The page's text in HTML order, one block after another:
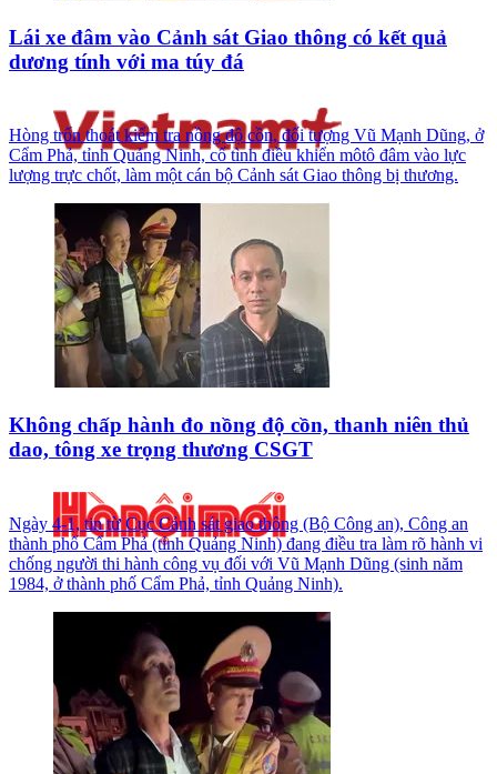
Lái xe đâm vào Cảnh sát Giao thông có kết quả
dương tính với ma túy đá
Hòng trốn thoát kiểm tra nồng độ cồn, đối tượng Vũ Mạnh Dũng, ở
Cẩm Phả, tỉnh Quảng Ninh, cố tình điều khiển môtô đâm vào lực
lượng trực chốt, làm một cán bộ Cảnh sát Giao thông bị thương.
Không chấp hành đo nồng độ cồn, thanh niên thủ
dao, tông xe trọng thương CSGT
Ngày 4-1, tin từ Cục Cảnh sát giao thông (Bộ Công an), Công an
thành phố Cẩm Phả (tỉnh Quảng Ninh) đang điều tra làm rõ hành vi
chống người thi hành công vụ đối với Vũ Mạnh Dũng (sinh năm
1984, ở thành phố Cẩm Phả, tỉnh Quảng Ninh).